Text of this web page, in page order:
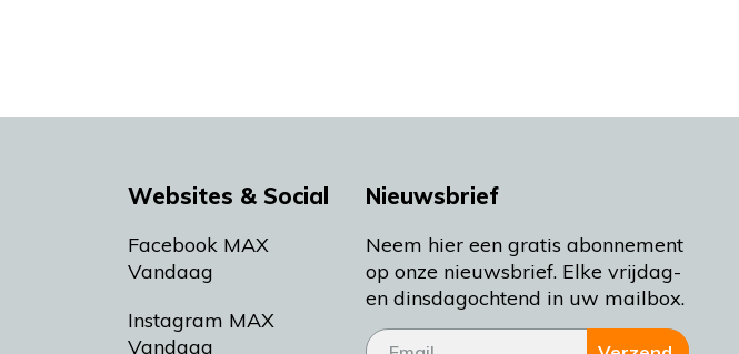
Websites & Social
Facebook MAX
Vandaag
Instagram MAX
Vandaag
Nieuwsbrief
Neem hier een gratis abonnement
op onze nieuwsbrief. Elke vrijdag-
en dinsdagochtend in uw mailbox.